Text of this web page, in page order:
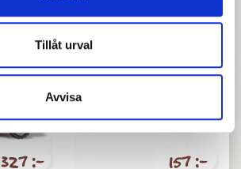
Tillåt urval
Avvisa
327 :- 157 :-